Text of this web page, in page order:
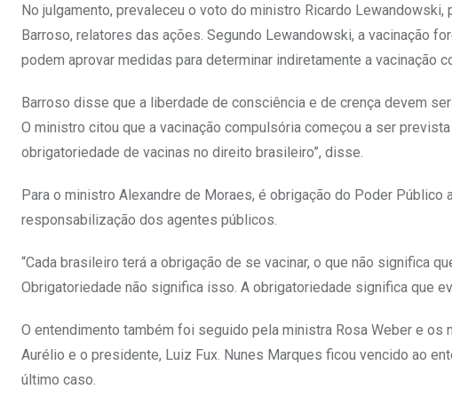
No julgamento, prevaleceu o voto do ministro Ricardo
Barroso, relatores das ações. Segundo Lewandowski, a vacinação
podem aprovar medidas para determinar indiretamente a vacinação
Barroso disse que a liberdade de consciência e de crença devem
O ministro citou que a vacinação compulsória começou a ser
obrigatoriedade de vacinas no direito brasileiro”, disse.
Para o ministro Alexandre de Moraes, é obrigação do Poder
responsabilização dos agentes públicos.
“Cada brasileiro terá a obrigação de se vacinar, o que não significa
Obrigatoriedade não significa isso. A obrigatoriedade significa que
O entendimento também foi seguido pela ministra Rosa Weber e os
Aurélio e o presidente, Luiz Fux. Nunes Marques ficou vencido ao
último caso.